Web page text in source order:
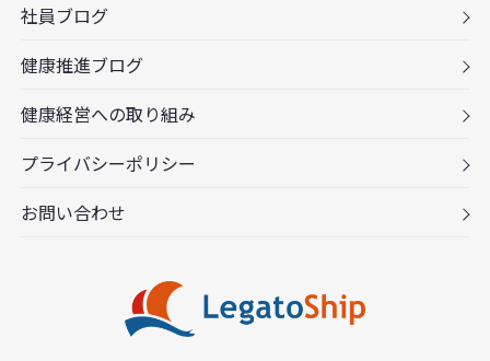
社員ブログ
健康推進ブログ
健康経営への取り組み
プライバシーポリシー
お問い合わせ